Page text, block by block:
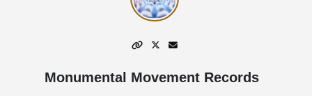
Monumental Movement Records